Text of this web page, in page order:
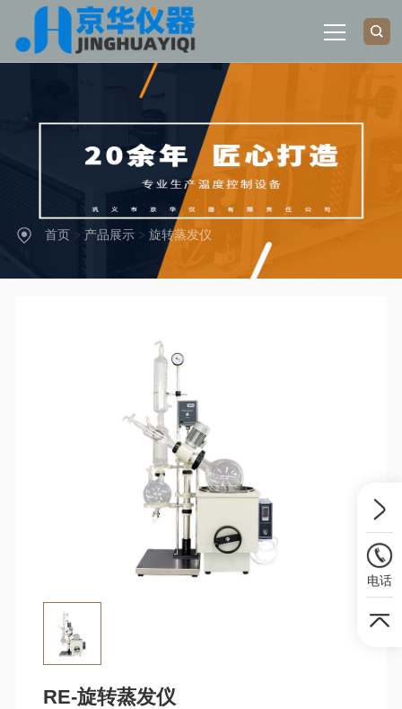
网站首页
关于我们
产品展示
联系我们
首页> 产品展示> 旋转蒸发仪
RE-旋转蒸发仪
电话